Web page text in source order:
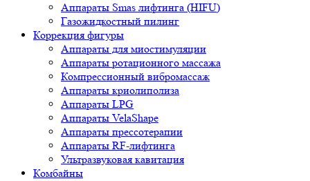
Аппараты Smas лифтинга (HIFU)
Газожидкостный пилинг
Коррекция фигуры
Аппараты для миостимуляции
Аппараты ротационного массажа
Компрессионный вибромассаж
Аппараты криолиполиза
Аппараты LPG
Аппараты VelaShape
Аппараты прессотерапии
Аппараты RF-лифтинга
Ультразвуковая кавитация
Комбайны